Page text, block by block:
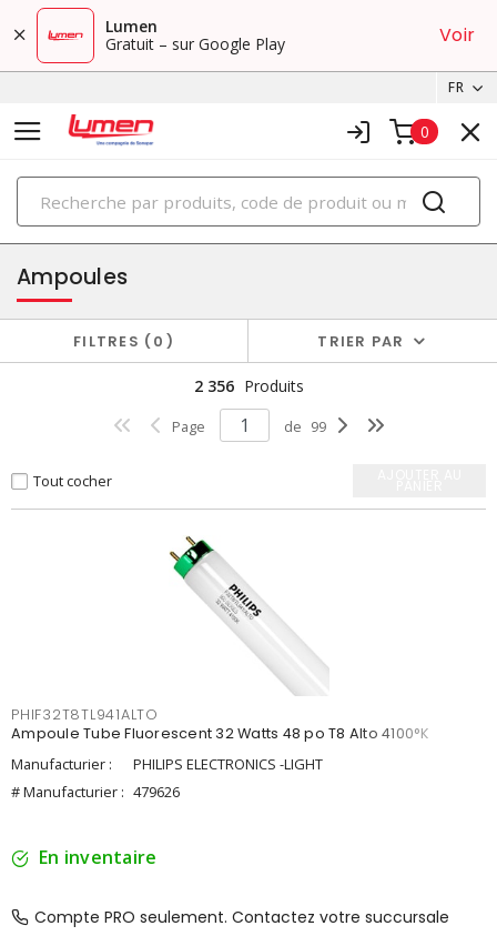
Lumen
Gratuit – sur Google Play
Voir
FR
0
PRODUITS
éclairage
Ampoules
FILTRES 0 TRIER PAR
2 356 Produits
Page de 99
Tout cocher
PHIF32T8TL941ALTO
Ampoule Tube Fluorescent 32 Watts 48 po T8 Alto 4100°K
Manufacturier :
PHILIPS ELECTRONICS -LIGHT
# Manufacturier : 479626
En inventaire
Compte PRO seulement. Contactez votre succursale